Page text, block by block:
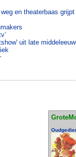
en theaterbaas grijpt
uit late